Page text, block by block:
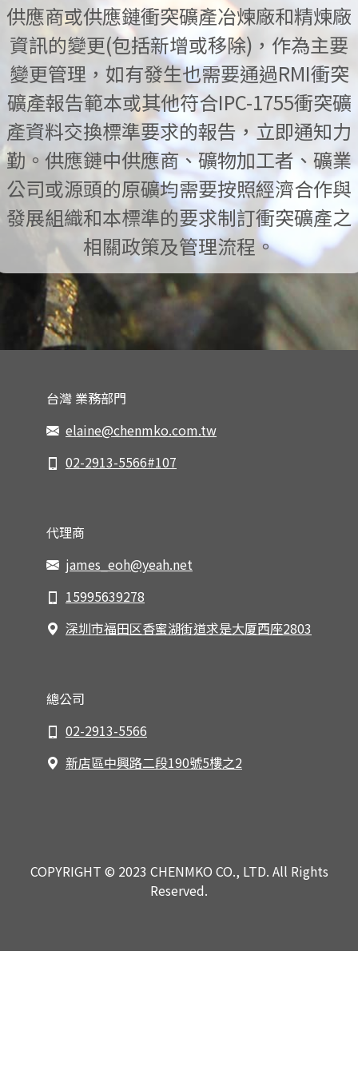
供應商或供應鏈衝突礦產冶煉廠和精煉廠
資訊的變更(包括新增或移除)，作為主要
變更管理，如有發生也需要通過RMI衝突
礦產報告範本或其他符合IPC-1755衝突礦
產資料交換標準要求的報告，立即通知力
勤。供應鏈中供應商、礦物加工者、礦業
公司或源頭的原礦均需要按照經濟合作與
發展組織和本標準的要求制訂衝突礦產之
相關政策及管理流程。
台灣 業務部門
elaine@chenmko.com.tw
02-2913-5566#107
代理商
james_eoh@yeah.net
15995639278
深圳市福田区香蜜湖街道求是大厦西座2803
總公司
02-2913-5566
新店區中興路二段190號5樓之2
COPYRIGHT © 2023 CHENMKO CO., LTD. All Rights
Reserved.